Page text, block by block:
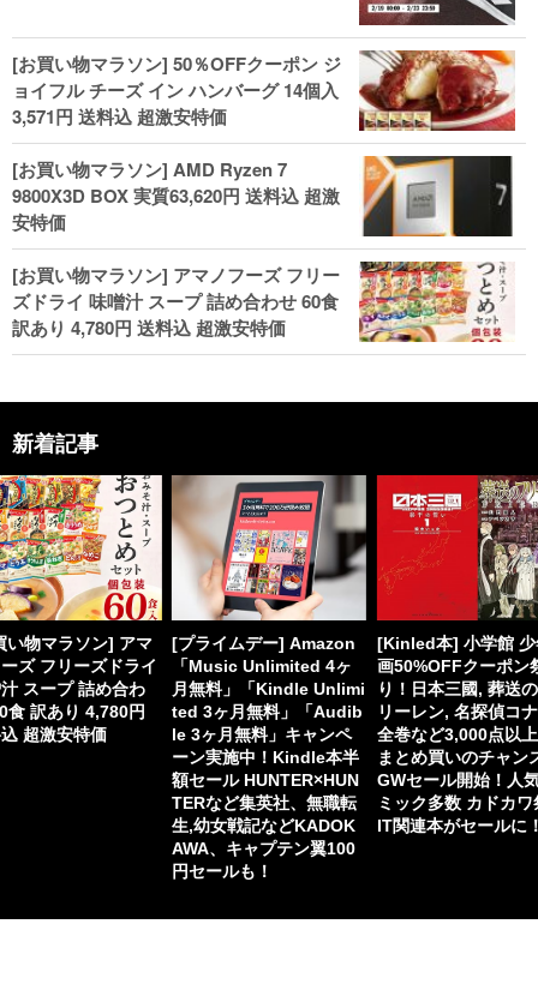
[お買い物マラソン] 50％OFFクーポン ジ
ョイフル チーズ イン ハンバーグ 14個入
3,571円 送料込 超激安特価
[お買い物マラソン] AMD Ryzen 7
9800X3D BOX 実質63,620円 送料込 超激
安特価
[お買い物マラソン] アマノフーズ フリー
ズドライ 味噌汁 スープ 詰め合わせ 60食
訳あり 4,780円 送料込 超激安特価
新着記事
[プライムデー] Amazon
「Music Unlimited 4ヶ
月無料」「Kindle Unlimi
ted 3ヶ月無料」「Audib
le 3ヶ月無料」キャンペ
ーン実施中！Kindle本半
額セール HUNTER×HUN
TERなど集英社、無職転
生,幼女戦記などKADOK
AWA、キャプテン翼100
円セールも！
[Kinled本] 小学館 少
画50%OFFクーポン
り！日本三國, 葬送
リーレン, 名探偵コ
全巻など3,000点以
まとめ買いのチャン
GWセール開始！人
ミック多数 カドカワ
IT関連本がセールに
い物マラソン] アマ
ズ フリーズドライ
スープ 詰め合わ
食 訳あり 4,780円
超激安特価